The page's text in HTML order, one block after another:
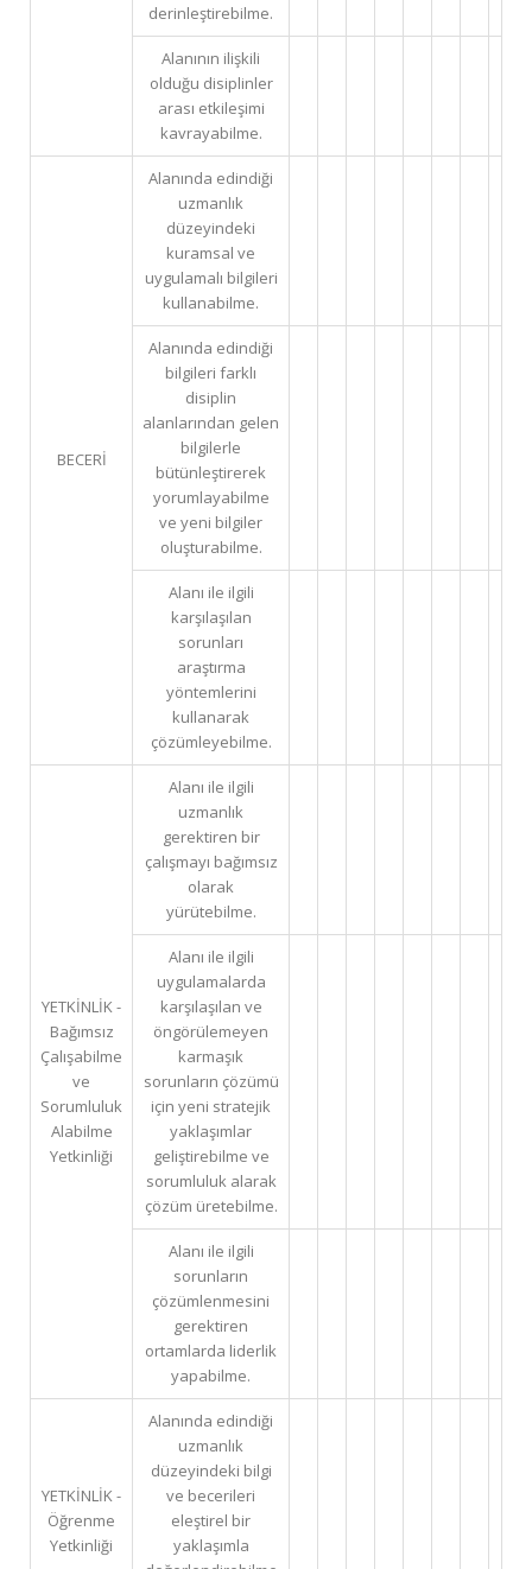
derinleştirebilme.
Alanının ilişkili
olduğu disiplinler
arası etkileşimi
kavrayabilme.
BECERİ
Alanında edindiği
uzmanlık
düzeyindeki
kuramsal ve
uygulamalı bilgileri
kullanabilme.
Alanında edindiği
bilgileri farklı
disiplin
alanlarından gelen
bilgilerle
bütünleştirerek
yorumlayabilme
ve yeni bilgiler
oluşturabilme.
Alanı ile ilgili
karşılaşılan
sorunları
araştırma
yöntemlerini
kullanarak
çözümleyebilme.
YETKİNLİK -
Bağımsız
Çalışabilme
ve
Sorumluluk
Alabilme
Yetkinliği
Alanı ile ilgili
uzmanlık
gerektiren bir
çalışmayı bağımsız
olarak
yürütebilme.
Alanı ile ilgili
uygulamalarda
karşılaşılan ve
öngörülemeyen
karmaşık
sorunların çözümü
için yeni stratejik
yaklaşımlar
geliştirebilme ve
sorumluluk alarak
çözüm üretebilme.
Alanı ile ilgili
sorunların
çözümlenmesini
gerektiren
ortamlarda liderlik
yapabilme.
YETKİNLİK -
Öğrenme
Yetkinliği
Alanında edindiği
uzmanlık
düzeyindeki bilgi
ve becerileri
eleştirel bir
yaklaşımla